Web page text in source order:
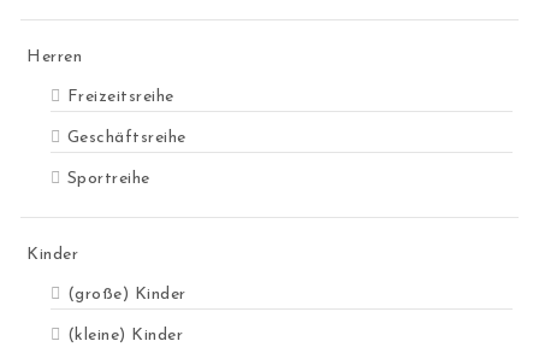
Herren
Freizeitsreihe
Geschäftsreihe
Sportreihe
Kinder
(große) Kinder
(kleine) Kinder